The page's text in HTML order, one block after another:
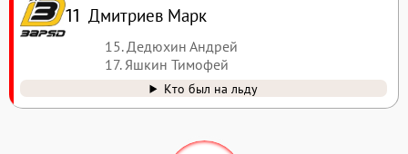
11 Дмитриев Марк
15. Дедюхин Андрей
17. Яшкин Тимофей
Кто был на льду